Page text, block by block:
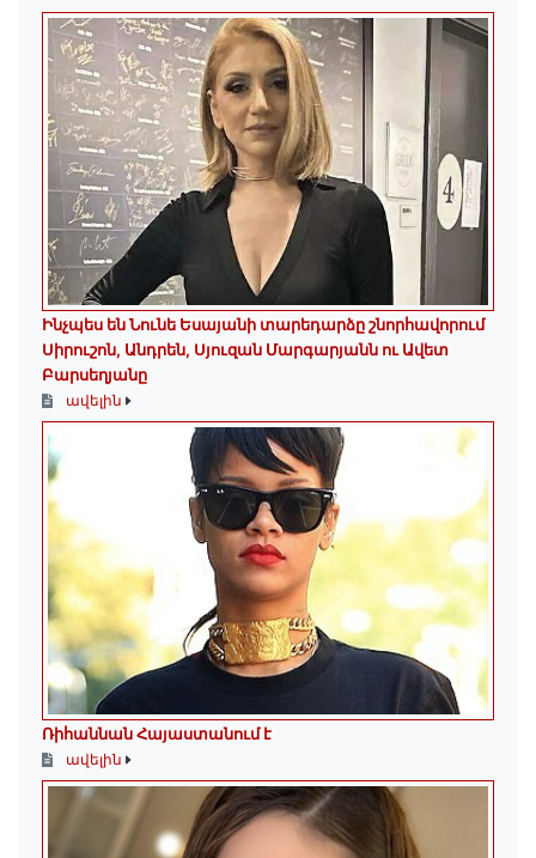
Ինչպես են Նունե Եսայանի տարեդարձը շնորհավորում
Սիրուշոն, Անդրեն, Սյուզան Մարգարյանն ու Ավետ
Բարսեղյանը
ավելին
Ռիհաննան Հայաստանում է
ավելին